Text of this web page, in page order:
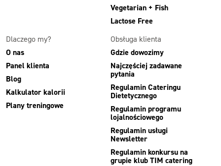
Vegetarian + Fish
Lactose Free
Dlaczego my?
O nas
Panel klienta
Blog
Kalkulator kalorii
Plany treningowe
Obsługa klienta
Gdzie dowozimy
Najczęściej zadawane
pytania
Regulamin Cateringu
Dietetycznego
Regulamin programu
lojalnościowego
Regulamin usługi
Newsletter
Regulamin konkursu na
grupie klub TIM catering